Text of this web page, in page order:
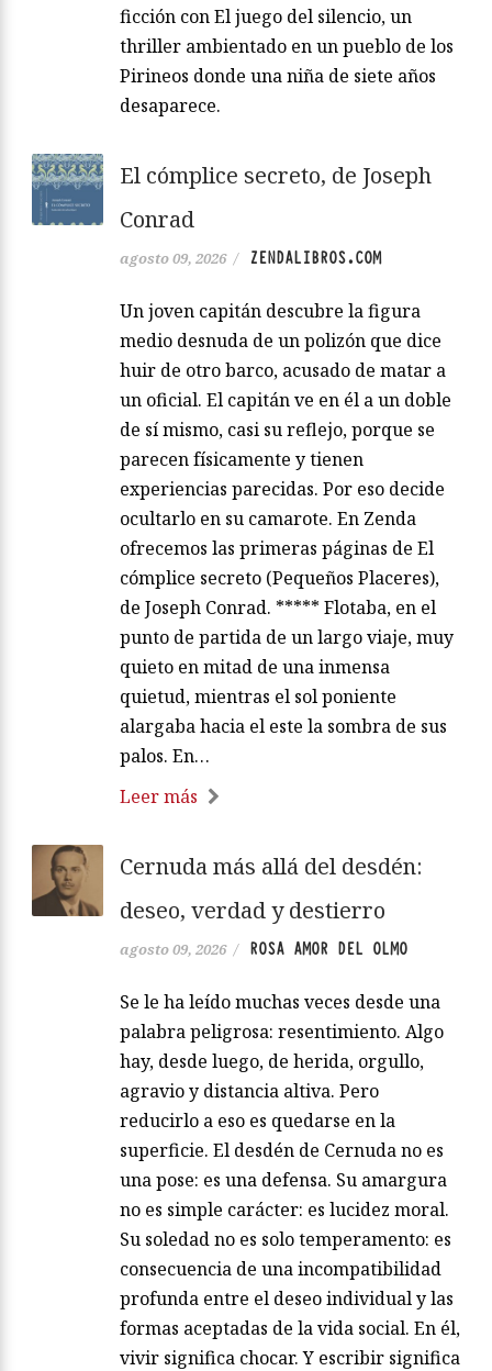
ficción con El juego del silencio, un
thriller ambientado en un pueblo de los
Pirineos donde una niña de siete años
desaparece.
El cómplice secreto, de Joseph
Conrad
agosto 09, 2026 / ZENDALIBROS.COM
Un joven capitán descubre la figura
medio desnuda de un polizón que dice
huir de otro barco, acusado de matar a
un oficial. El capitán ve en él a un doble
de sí mismo, casi su reflejo, porque se
parecen físicamente y tienen
experiencias parecidas. Por eso decide
ocultarlo en su camarote. En Zenda
ofrecemos las primeras páginas de El
cómplice secreto (Pequeños Placeres),
de Joseph Conrad. ***** Flotaba, en el
punto de partida de un largo viaje, muy
quieto en mitad de una inmensa
quietud, mientras el sol poniente
alargaba hacia el este la sombra de sus
palos. En…
Leer más
Cernuda más allá del desdén:
deseo, verdad y destierro
agosto 09, 2026 / ROSA AMOR DEL OLMO
Se le ha leído muchas veces desde una
palabra peligrosa: resentimiento. Algo
hay, desde luego, de herida, orgullo,
agravio y distancia altiva. Pero
reducirlo a eso es quedarse en la
superficie. El desdén de Cernuda no es
una pose: es una defensa. Su amargura
no es simple carácter: es lucidez moral.
Su soledad no es solo temperamento: es
consecuencia de una incompatibilidad
profunda entre el deseo individual y las
formas aceptadas de la vida social. En él,
vivir significa chocar. Y escribir significa